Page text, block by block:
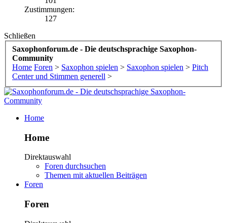
Zustimmungen:
127
Schließen
Saxophonforum.de - Die deutschsprachige Saxophon-
Community
Home Foren > Saxophon spielen > Saxophon spielen > Pitch
Center und Stimmen generell >
Home
Home
Direktauswahl
Foren durchsuchen
Themen mit aktuellen Beiträgen
Foren
Foren